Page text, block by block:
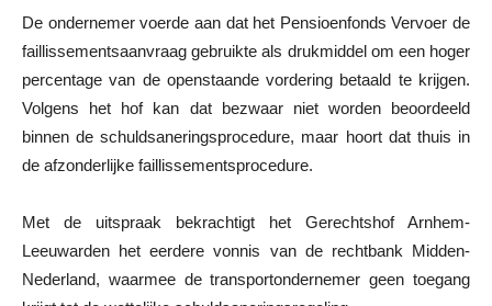
De ondernemer voerde aan dat het Pensioenfonds Vervoer de
faillissementsaanvraag gebruikte als drukmiddel om een hoger
percentage van de openstaande vordering betaald te krijgen.
Volgens het hof kan dat bezwaar niet worden beoordeeld
binnen de schuldsaneringsprocedure, maar hoort dat thuis in
de afzonderlijke faillissementsprocedure.
Met de uitspraak bekrachtigt het Gerechtshof Arnhem-
Leeuwarden het eerdere vonnis van de rechtbank Midden-
Nederland, waarmee de transportondernemer geen toegang